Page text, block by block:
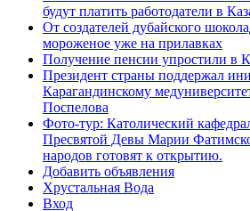
будут платить работодатели в
От создателей дубайского
мороженое уже на прилавках
Получение пенсии упростили в
Президент страны поддержал
Карагандинскому
Поспелова
Фото-тур: Католический
Пресвятой Девы Марии
народов готовят к открытию.
Добавить объявления
Хрустальная Вода
Вход